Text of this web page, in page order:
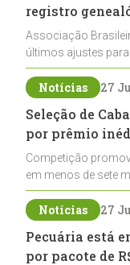
registro
Associação
últimos ajustes
de registros,
pecuária nacional
Notícias 27
Seleção de
por prêmio
Competição
em menos de sete
cabanhas na
ao laço
Notícias 27
Pecuária está
por pacote de